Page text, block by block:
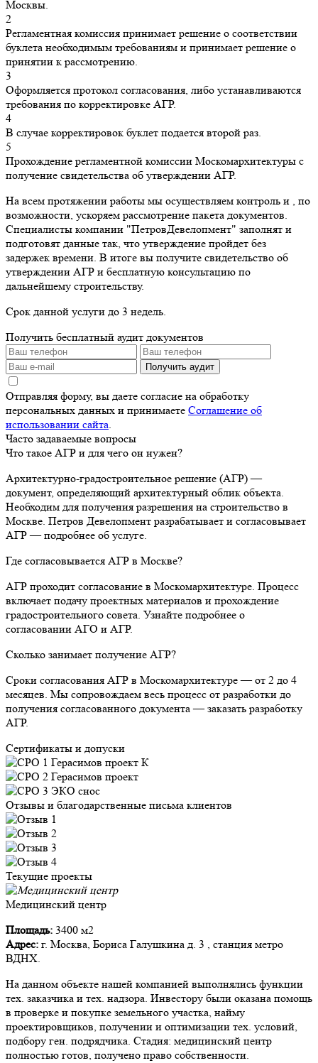
Москвы.
2
Регламентная комиссия принимает решение о соответствии
буклета необходимым требованиям и принимает решение о
принятии к рассмотрению.
3
Оформляется протокол согласования, либо устанавливаются
требования по корректировке АГР.
4
В случае корректировок буклет подается второй раз.
5
Прохождение регламентной комиссии Москомархитектуры с
получение свидетельства об утверждении АГР.
На всем протяжении работы мы осуществляем контроль и , по
возможности, ускоряем рассмотрение пакета документов.
Специалисты компании "ПетровДевелопмент" заполнят и
подготовят данные так, что утверждение пройдет без
задержек времени. В итоге вы получите свидетельство об
утверждении АГР и бесплатную консультацию по
дальнейшему строительству.
Срок данной услуги до 3 недель.
Получить бесплатный аудит документов
Получить аудит
Отправляя форму, вы даете согласие на обработку
персональных данных и принимаете Соглашение об
использовании сайта.
Часто задаваемые вопросы
Что такое АГР и для чего он нужен?
Архитектурно-градостроительное решение (АГР) —
документ, определяющий архитектурный облик объекта.
Необходим для получения разрешения на строительство в
Москве. Петров Девелопмент разрабатывает и согласовывает
АГР — подробнее об услуге.
Где согласовывается АГР в Москве?
АГР проходит согласование в Москомархитектуре. Процесс
включает подачу проектных материалов и прохождение
градостроительного совета. Узнайте подробнее о
согласовании АГО и АГР.
Сколько занимает получение АГР?
Сроки согласования АГР в Москомархитектуре — от 2 до 4
месяцев. Мы сопровождаем весь процесс от разработки до
получения согласованного документа — заказать разработку
АГР.
Сертификаты и допуски
Отзывы и благодарственные письма клиентов
Текущие проекты
Медицинский центр
Площадь: 3400 м2
Адрес: г. Москва, Бориса Галушкина д. 3 , станция метро
ВДНХ.
На данном объекте нашей компанией выполнялись функции
тех. заказчика и тех. надзора. Инвестору были оказана помощь
в проверке и покупке земельного участка, найму
проектировщиков, получении и оптимизации тех. условий,
подбору ген. подрядчика. Стадия: медицинский центр
полностью готов, получено право собственности.